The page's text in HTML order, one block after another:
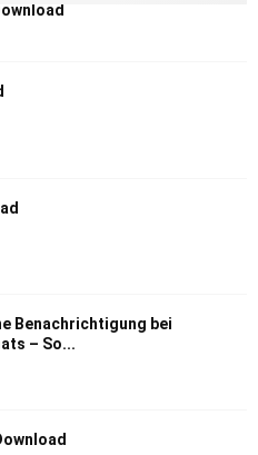
Benachrichtigung bei
– So...